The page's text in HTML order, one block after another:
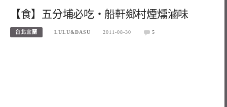
【食】五分埔必吃‧船軒鄉村煙燻滷味
台北宜蘭 LULU&DASU 2011-08-30 5